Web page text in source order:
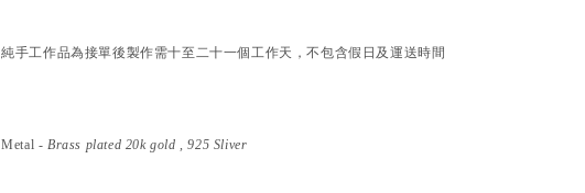
純手工作品為接單後製作需十至二十一個工作天，不包含假日及運送時間
Metal - Brass plated 20k gold , 925 Sliver